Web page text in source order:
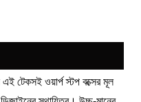
টেকসই ওয়ার্প স্টপ বক্সের মূল